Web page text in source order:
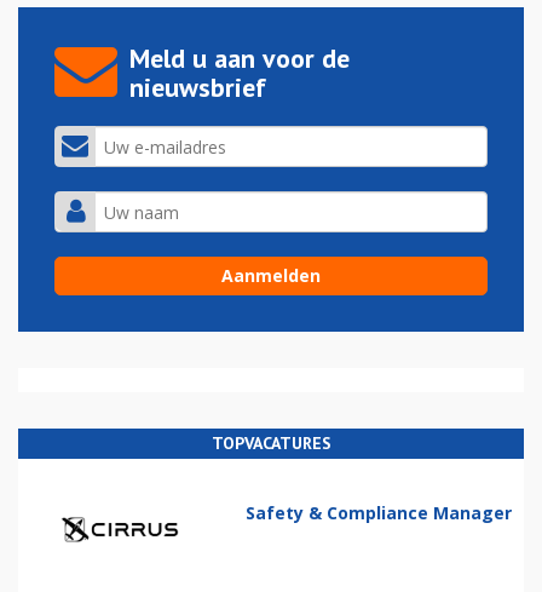
Meld u aan voor de
nieuwsbrief
TOPVACATURES
Safety & Compliance Manager